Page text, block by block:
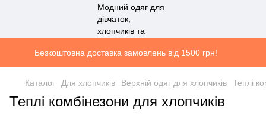
Безкоштовна доставка замовлень від 1500 грн!
Каталог Для хлопчиків Верхній одяг для хлопчиків Теплі
Теплі комбінезони для хлопчиків